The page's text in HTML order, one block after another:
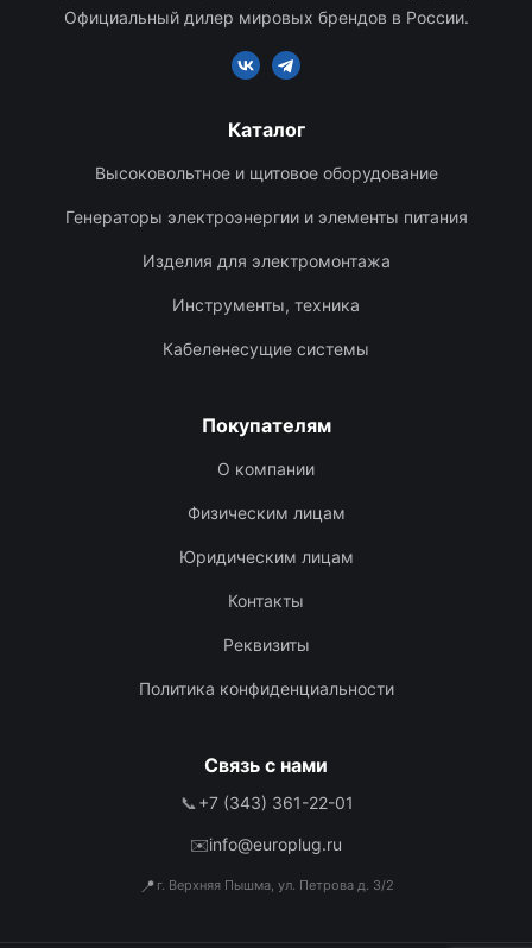
Официальный дилер мировых брендов в России.
Каталог
Высоковольтное и щитовое оборудование
Генераторы электроэнергии и элементы питания
Изделия для электромонтажа
Инструменты, техника
Кабеленесущие системы
Покупателям
О компании
Физическим лицам
Юридическим лицам
Контакты
Реквизиты
Политика конфиденциальности
Связь с нами
📞 +7 (343) 361-22-01
✉️info@europlug.ru
📍 г. Верхняя Пышма, ул. Петрова д. 3/2